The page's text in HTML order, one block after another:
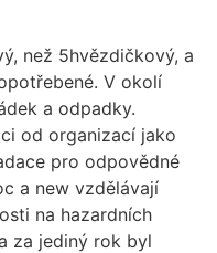
než 5hvězdičkový, a
V okolí
a odpadky.
od organizací jako
pro odpovědné
a new vzdělávají
na hazardních
za jediný rok byl